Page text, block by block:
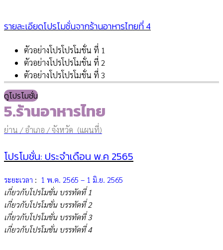
รายละเอียดโปรโมชั่นจากร้านอาหารไทยที่ 4
ตัวอย่างโปรโปรโมชั่น ที่ 1
ตัวอย่างโปรโปรโมชั่น ที่ 2
ตัวอย่างโปรโปรโมชั่น ที่ 3
ดูโปรโมชั่น
5.ร้านอาหารไทย
ย่าน / อำเภอ / จังหวัด (แผนที่)
โปรโมชั่น: ประจำเดือน พ.ค 2565
ระยะเวลา : 1 พ.ค. 2565 – 1 มิ.ย. 2565
เกี่ยวกับโปรโมชั่น บรรทัดที่ 1
เกี่ยวกับโปรโมชั่น บรรทัดที่ 2
เกี่ยวกับโปรโมชั่น บรรทัดที่ 3
เกี่ยวกับโปรโมชั่น บรรทัดที่ 4